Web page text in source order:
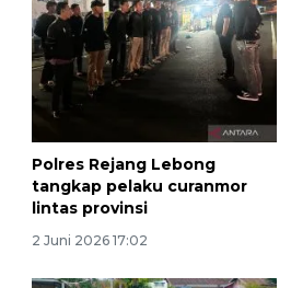
Polres Rejang Lebong
tangkap pelaku curanmor
lintas provinsi
2 Juni 2026 17:02
21 Juli